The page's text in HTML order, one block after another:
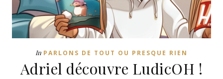
In PARLONS DE TOUT OU PRESQUE RIEN
Adriel découvre LudicOH !